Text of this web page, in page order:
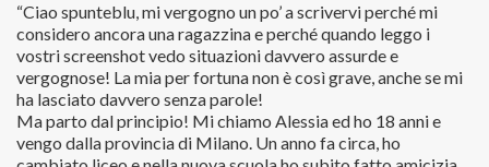
“Ciao spunteblu, mi vergogno un po’ a scrivervi perché mi
considero ancora una ragazzina e perché quando leggo i
vostri screenshot vedo situazioni davvero assurde e
vergognose! La mia per fortuna non è così grave, anche se mi
ha lasciato davvero senza parole!
Ma parto dal principio! Mi chiamo Alessia ed ho 18 anni e
vengo dalla provincia di Milano. Un anno fa circa, ho